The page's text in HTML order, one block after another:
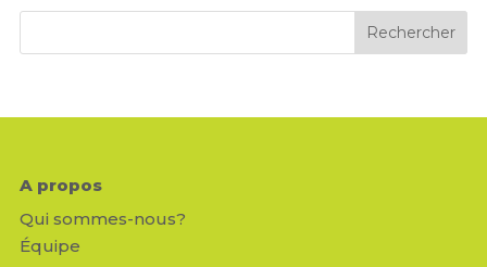
A propos
Qui sommes-nous?
Équipe